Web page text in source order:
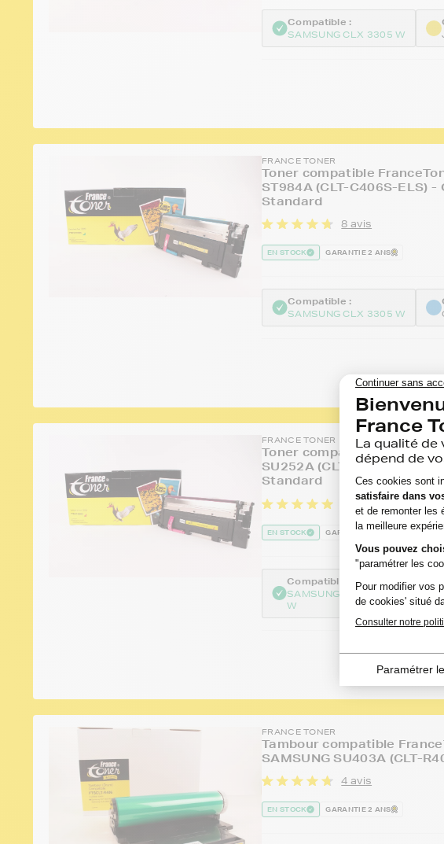
Compatible :
SAMSUNG CLX 3305 W
FRANCE TONER
Toner compatible
ST984A (CLT-C406S-ELS) -
Standard
8 avis
EN STOCK GARANTIE 2 ANS
Compatible :
SAMSUNG CLX 3305 W
FRANCE TONER
Toner compatible
SU252A (CLT-M406S-ELS)
Standard
3 avis
EN STOCK GARANTIE 2 ANS
Compatible :
SAMSUNG CLX 3305
W
FRANCE TONER
Tambour compatible
SAMSUNG SU403A (CLT-
4 avis
EN STOCK GARANTIE 2 ANS